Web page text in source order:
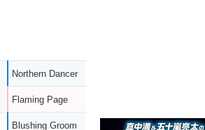
Northern Dancer
Flaming Page
Blushing Groom